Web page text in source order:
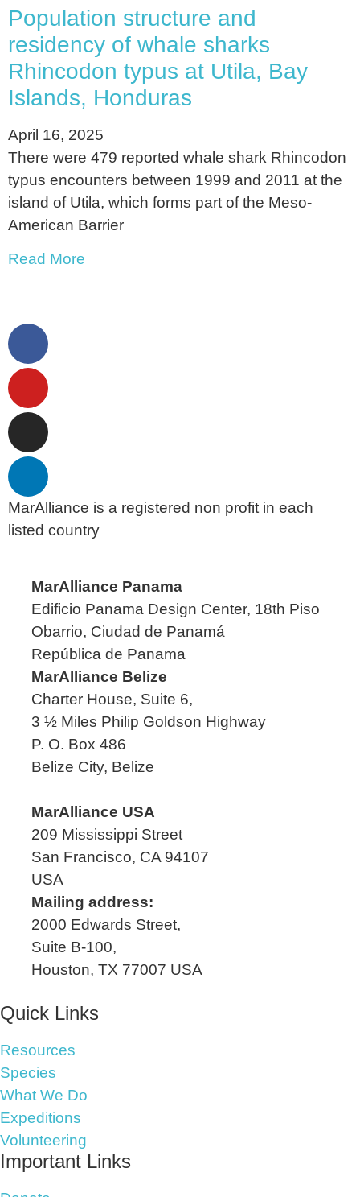
Population structure and
residency of whale sharks
Rhincodon typus at Utila, Bay
Islands, Honduras
April 16, 2025
There were 479 reported whale shark Rhincodon
typus encounters between 1999 and 2011 at the
island of Utila, which forms part of the Meso-
American Barrier
Read More
MarAlliance is a registered non profit in each
listed country
MarAlliance Panama
Edificio Panama Design Center, 18th Piso
Obarrio, Ciudad de Panamá
República de Panama
MarAlliance Belize
Charter House, Suite 6,
3 ½ Miles Philip Goldson Highway
P. O. Box 486
Belize City, Belize
MarAlliance USA
209 Mississippi Street
San Francisco, CA 94107
USA
Mailing address:
2000 Edwards Street,
Suite B-100,
Houston, TX 77007 USA
Quick Links
Resources
Species
What We Do
Expeditions
Volunteering
Important Links